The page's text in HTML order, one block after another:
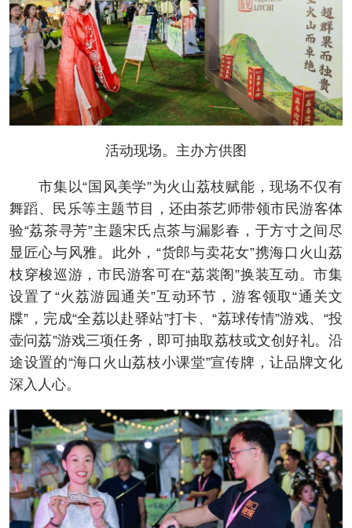
活动现场。主办方供图
市集以“国风美学”为火山荔枝赋能，现场不仅有
舞蹈、民乐等主题节目，还由茶艺师带领市民游客体
验“荔茶寻芳”主题宋氏点茶与漏影春，于方寸之间尽
显匠心与风雅。此外，“货郎与卖花女”携海口火山荔
枝穿梭巡游，市民游客可在“荔裳阁”换装互动。市集
设置了“火荔游园通关”互动环节，游客领取“通关文
牒”，完成“全荔以赴驿站”打卡、“荔球传情”游戏、“投
壶问荔”游戏三项任务，即可抽取荔枝或文创好礼。沿
途设置的“海口火山荔枝小课堂”宣传牌，让品牌文化
深入人心。